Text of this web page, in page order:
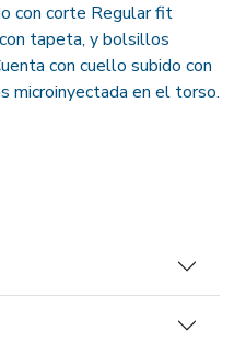
con corte Regular fit
tapeta, y bolsillos
con cuello subido con
microinyectada en el torso.